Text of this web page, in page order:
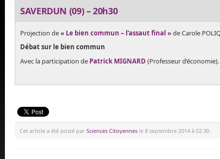
SAVERDUN (09) – 20h30
Projection de« Le bien commun – l’assaut final »de Carole
Débat sur le bien commun
Avec la participation de Patrick MIGNARD (Professeur d’économie).
Cet article a été posté par Sciences Citoyennes le 8 septembre 2014 à 02:30.